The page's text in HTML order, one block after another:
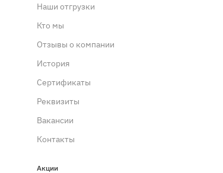
Наши отгрузки
Кто мы
Отзывы о компании
История
Сертификаты
Реквизиты
Вакансии
Контакты
Акции